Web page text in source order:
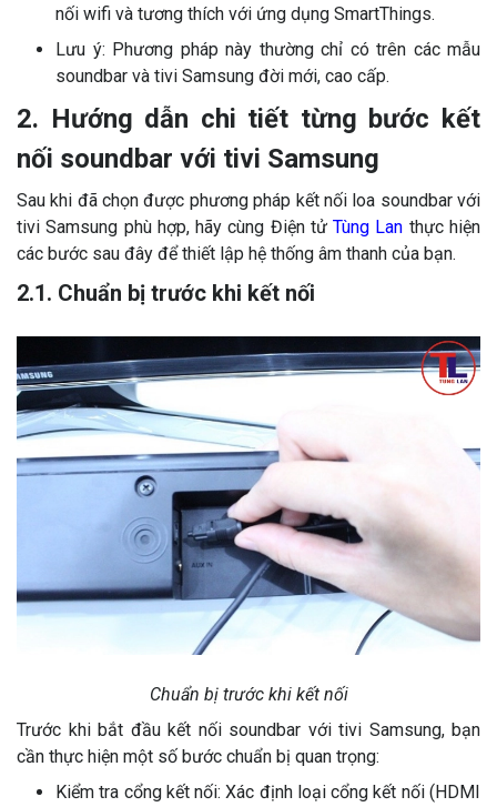
nối wifi và tương thích với ứng dụng SmartThings.
Lưu ý: Phương pháp này thường chỉ có trên các mẫu
soundbar và tivi Samsung đời mới, cao cấp.
2. Hướng dẫn chi tiết từng bước kết
nối soundbar với tivi Samsung
Sau khi đã chọn được phương pháp kết nối loa soundbar với
tivi Samsung phù hợp, hãy cùng Điện tửTùng Lan thực hiện
các bước sau đây để thiết lập hệ thống âm thanh của bạn.
2.1. Chuẩn bị trước khi kết nối
Chuẩn bị trước khi kết nối
Trước khi bắt đầu kết nối soundbar với tivi Samsung, bạn
cần thực hiện một số bước chuẩn bị quan trọng:
Kiểm tra cổng kết nối: Xác định loại cổng kết nối (HDMI